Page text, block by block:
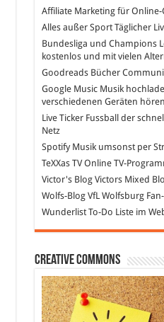
Affiliate Marketingfür Online-
Alles außer SportTäglicher
Bundesliga und Champions
kostenlos und mit vielen
GoodreadsBücher
Google MusicMusik
verschiedenen Geräten hören
Live Ticker Fussball
der
Netz
SpotifyMusik umsonst per
TeXXas TVOnline TV-
Victor's BlogVictors Mixed
Wolfs-BlogVfL Wolfsburg
WunderlistTo-Do Liste im
Creative Commons